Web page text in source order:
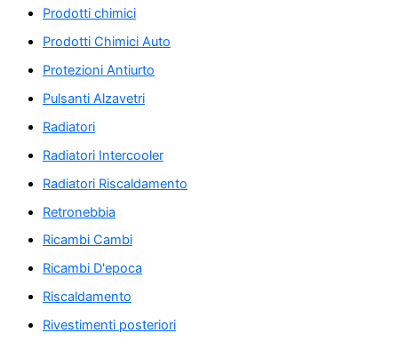
Prodotti chimici
Prodotti Chimici Auto
Protezioni Antiurto
Pulsanti Alzavetri
Radiatori
Radiatori Intercooler
Radiatori Riscaldamento
Retronebbia
Ricambi Cambi
Ricambi D'epoca
Riscaldamento
Rivestimenti posteriori